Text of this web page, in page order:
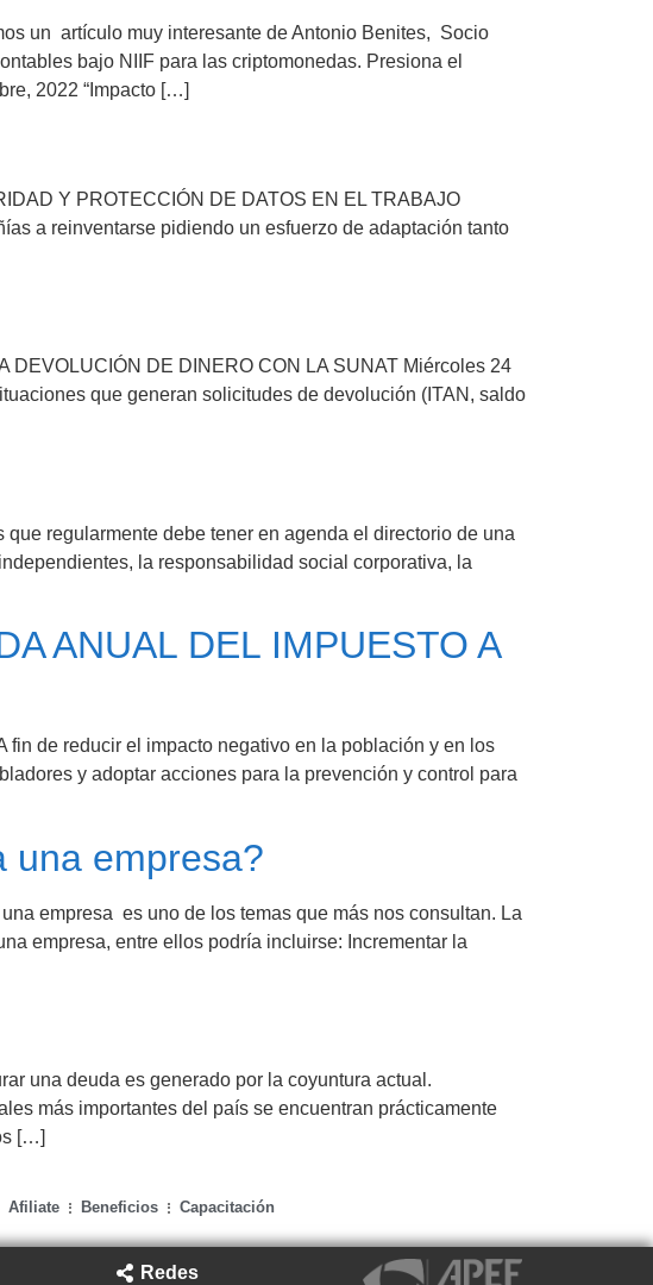
un artículo muy interesante de Antonio Benites, Socio
bajo NIIF para las criptomonedas. Presiona el
2022 “Impacto […]
Y PROTECCIÓN DE DATOS EN EL TRABAJO
a reinventarse pidiendo un esfuerzo de adaptación tanto
DEVOLUCIÓN DE DINERO CON LA SUNAT Miércoles 24
que generan solicitudes de devolución (ITAN, saldo
regularmente debe tener en agenda el directorio de una
la responsabilidad social corporativa, la
ANUAL DEL IMPUESTO A
fin de reducir el impacto negativo en la población y en los
y adoptar acciones para la prevención y control para
una empresa?
empresa es uno de los temas que más nos consultan. La
empresa, entre ellos podría incluirse: Incrementar la
una deuda es generado por la coyuntura actual.
más importantes del país se encuentran prácticamente
[…]
Afiliate Beneficios Capacitación
Redes